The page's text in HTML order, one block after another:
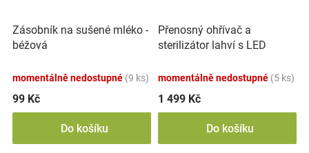
Zásobník na sušené mléko -
béžová
momentálně nedostupné (9 ks)
99 Kč
Do košíku
Přenosný ohřívač a
sterilizátor lahví s LED
momentálně nedostupné (5 ks)
1 499 Kč
Do košíku